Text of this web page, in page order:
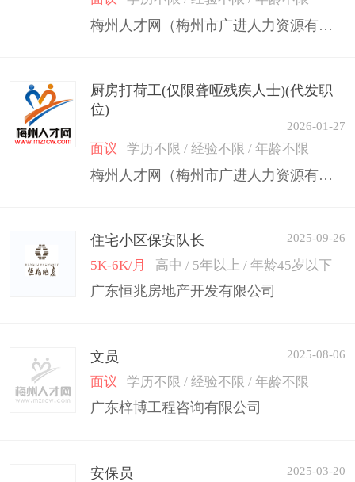
梅州人才网（梅州市广进人力资源有限公司）
厨房打荷工(仅限聋哑残疾人士)(代发职
位)
2026-01-27
面议 学历不限 / 经验不限 / 年龄不限
梅州人才网（梅州市广进人力资源有限公司）
住宅小区保安队长 2025-09-26
5K-6K/月 高中 / 5年以上 / 年龄45岁以下
广东恒兆房地产开发有限公司
文员 2025-08-06
面议 学历不限 / 经验不限 / 年龄不限
广东梓博工程咨询有限公司
安保员 2025-03-20